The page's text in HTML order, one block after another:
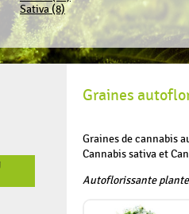
Sativa (8)
Graines
Graines de cannabis
Cannabis sativa et
Autoflorissante